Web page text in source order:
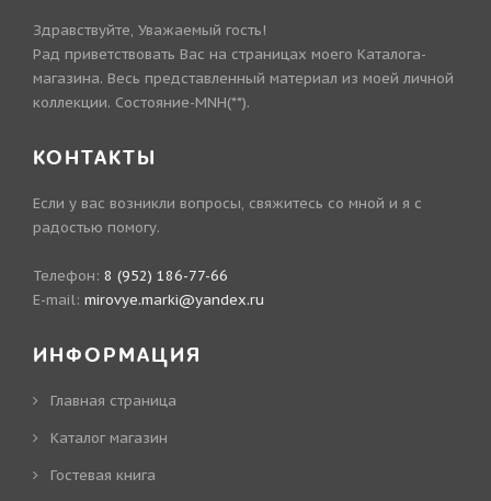
Здравствуйте, Уважаемый гость!
Рад приветствовать Вас на страницах моего Каталога-
магазина. Весь представленный материал из моей личной
коллекции. Состояние-MNH(**).
КОНТАКТЫ
Если у вас возникли вопросы, свяжитесь со мной и я с
радостью помогу.
Телефон: 8 (952) 186-77-66
E-mail: mirovye.marki@yandex.ru
ИНФОРМАЦИЯ
Главная страница
Каталог магазин
Гостевая книга